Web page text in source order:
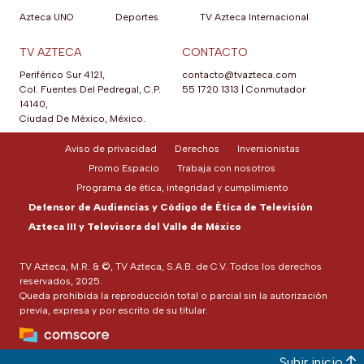
Azteca UNO
Deportes
TV Azteca Internacional
TV AZTECA
Periférico Sur 4121,
Col. Fuentes Del Pedregal, C.P.
14140,
Ciudad De México, México.
CONTACTO
contacto@tvazteca.com
55 1720 1313
Conmutador
TV Azteca, M.R. & ©, TV Azteca, S.A.B. de C.V. Todos los derechos
reservados, 2025.
Queda prohibida la reproducción total o parcial sin la autorización
previa, expresa y por escrito de su titular.
Aviso de privacidad Derechos
Inversionistas
Promo Espacio
Trabaja con nosotros
Programa de ética, integridad y cumplimiento
Defensor de Audiencias y Código de Ética de Televisión
Azteca III y Televisora del Valle de México